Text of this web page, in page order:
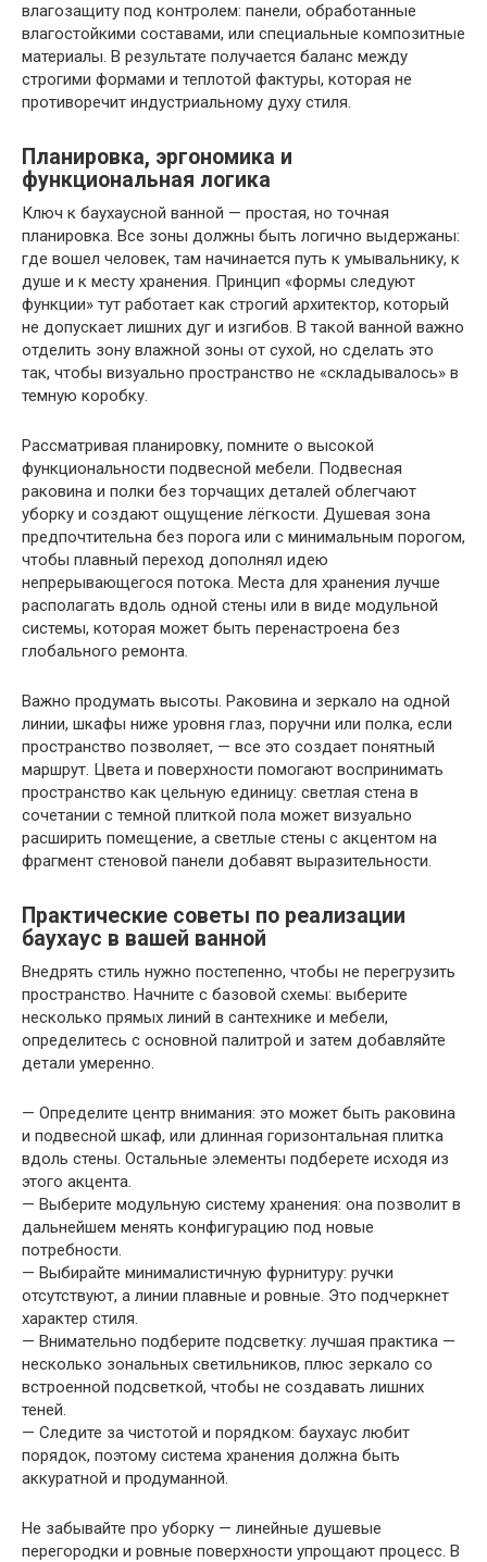
влагозащиту под контролем: панели, обработанные
влагостойкими составами, или специальные композитные
материалы. В результате получается баланс между
строгими формами и теплотой фактуры, которая не
противоречит индустриальному духу стиля.
Планировка, эргономика и
функциональная логика
Ключ к баухаусной ванной — простая, но точная
планировка. Все зоны должны быть логично выдержаны:
где вошел человек, там начинается путь к умывальнику, к
душе и к месту хранения. Принцип «формы следуют
функции» тут работает как строгий архитектор, который
не допускает лишних дуг и изгибов. В такой ванной важно
отделить зону влажной зоны от сухой, но сделать это
так, чтобы визуально пространство не «складывалось» в
темную коробку.
Рассматривая планировку, помните о высокой
функциональности подвесной мебели. Подвесная
раковина и полки без торчащих деталей облегчают
уборку и создают ощущение лёгкости. Душевая зона
предпочтительна без порога или с минимальным порогом,
чтобы плавный переход дополнял идею
непрерывающегося потока. Места для хранения лучше
располагать вдоль одной стены или в виде модульной
системы, которая может быть перенастроена без
глобального ремонта.
Важно продумать высоты. Раковина и зеркало на одной
линии, шкафы ниже уровня глаз, поручни или полка, если
пространство позволяет, — все это создает понятный
маршрут. Цвета и поверхности помогают воспринимать
пространство как цельную единицу: светлая стена в
сочетании с темной плиткой пола может визуально
расширить помещение, а светлые стены с акцентом на
фрагмент стеновой панели добавят выразительности.
Практические советы по реализации
баухаус в вашей ванной
Внедрять стиль нужно постепенно, чтобы не перегрузить
пространство. Начните с базовой схемы: выберите
несколько прямых линий в сантехнике и мебели,
определитесь с основной палитрой и затем добавляйте
детали умеренно.
— Определите центр внимания: это может быть раковина
и подвесной шкаф, или длинная горизонтальная плитка
вдоль стены. Остальные элементы подберете исходя из
этого акцента.
— Выберите модульную систему хранения: она позволит в
дальнейшем менять конфигурацию под новые
потребности.
— Выбирайте минималистичную фурнитуру: ручки
отсутствуют, а линии плавные и ровные. Это подчеркнет
характер стиля.
— Внимательно подберите подсветку: лучшая практика —
несколько зональных светильников, плюс зеркало со
встроенной подсветкой, чтобы не создавать лишних
теней.
— Следите за чистотой и порядком: баухаус любит
порядок, поэтому система хранения должна быть
аккуратной и продуманной.
Не забывайте про уборку — линейные душевые
перегородки и ровные поверхности упрощают процесс. В